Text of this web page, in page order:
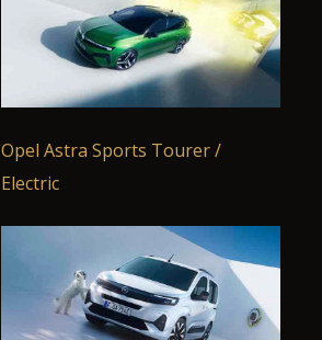
Opel Astra Sports Tourer /
Electric